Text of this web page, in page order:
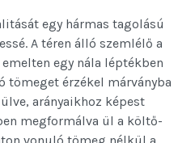
egy hármas tagolású
A téren álló szemlélő a
egy nála léptékben
tömeget érzékel márványba
arányaikhoz képest
megformálva ül a költő-